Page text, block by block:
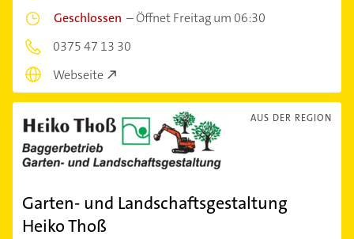
Geschlossen –Öffnet Freitag um 06:30
0375 47 13 30
Webseite
AUS DER REGION
Garten- und Landschaftsgestaltung
Heiko Thoß